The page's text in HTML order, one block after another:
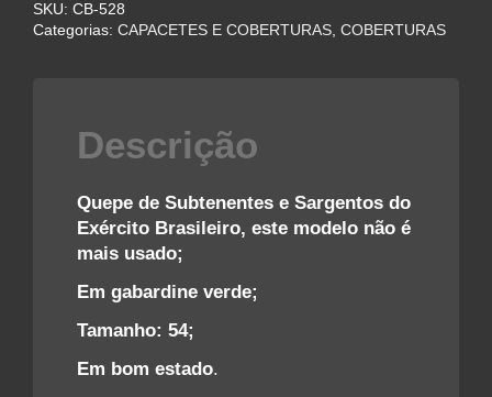
DO
EXÉRCITO
SKU: CB-528
Categorias: CAPACETES E COBERTURAS, COBERTURAS
Descrição
Quepe de Subtenentes e Sargentos do
Exército Brasileiro, este modelo não é
mais usado;
Em gabardine verde;
Tamanho: 54;
Em bom estado.